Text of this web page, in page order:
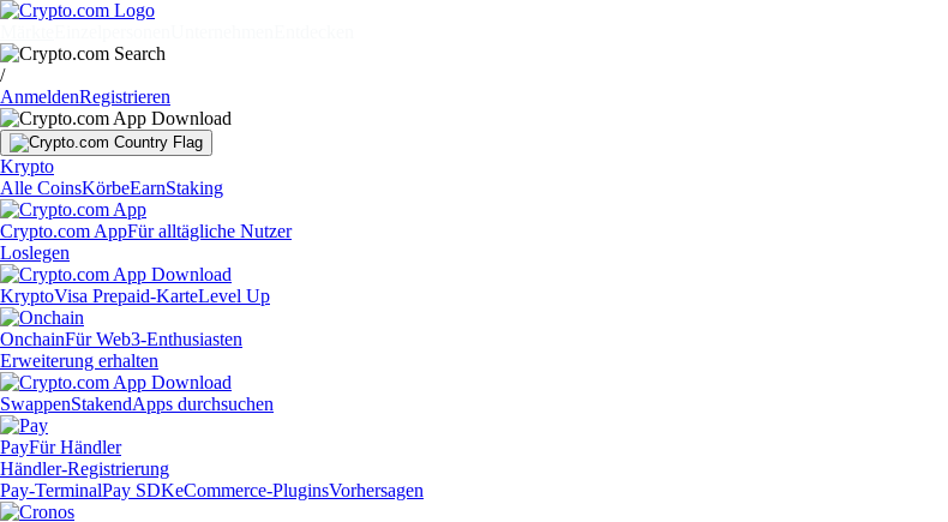
/
AnmeldenRegistrieren
Krypto
Alle CoinsKörbeEarnStaking
Crypto.com AppFür alltägliche Nutzer
Loslegen
KryptoVisa Prepaid-KarteLevel Up
OnchainFür Web3-Enthusiasten
Erweiterung erhalten
SwappenStakendApps durchsuchen
PayFür Händler
Händler-Registrierung
Pay-TerminalPay SDKeCommerce-PluginsVorhersagen